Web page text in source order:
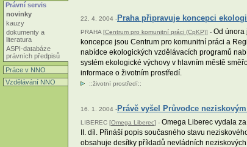
Právní servis
novinky
kauzy
dokumenty a
literatura
ASPI-databáze
právních předpisů
Práce v NNO
Vzdělávání NNO
22. 4. 2004 -Praha připravuje koncepci
PRAHA [Centrum pro komunitní práci (CpKP)] - Od února
koncepce jsou Centrum pro komunitní práci a
nabídce ekologických vzdělávacích programů
systém ekologické výchovy v hlavním městě
informace o životním prostředí.
::životní prostředí::
16. 1. 2004 -Právě vyšel Průvodce
LIBEREC [Omega Liberec] - Omega Liberec vydala
II. díl. Přináší popis současného stavu
obsahuje desítky příkladů nevládních